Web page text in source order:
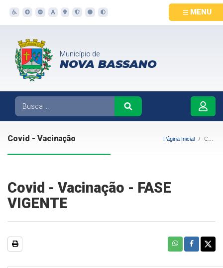
MENU
Município de
NOVA BASSANO
Covid - Vacinação Página Inicial Covid - Vacinação
Covid - Vacinação - FASE
VIGENTE